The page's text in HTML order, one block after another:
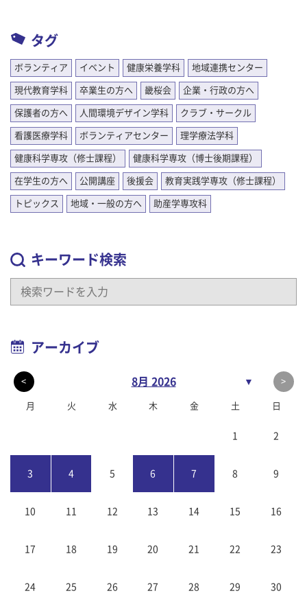
タグ
ボランティア イベント 健康栄養学科 地域連携センター
現代教育学科 卒業生の方へ 畿桜会 企業・行政の方へ
保護者の方へ 人間環境デザイン学科 クラブ・サークル
看護医療学科 ボランティアセンター 理学療法学科
健康科学専攻（修士課程） 健康科学専攻（博士後期課程）
在学生の方へ 公開講座 後援会 教育実践学専攻（修士課程）
トピックス 地域・一般の方へ 助産学専攻科
キーワード検索
アーカイブ
< 8月 2026 ▼ >
月 火 水 木 金 土 日
1 2
3 4 5 6 7 8 9
10 11 12 13 14 15 16
17 18 19 20 21 22 23
24 25 26 27 28 29 30